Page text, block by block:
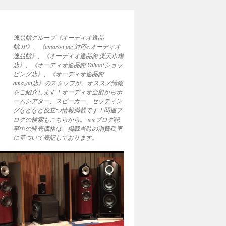
逸品館グループ《オーディオ逸品
館.JP》、《amazon pay対応e.オーディオ
逸品館》、《オーディオ逸品館 楽天市場
店》、《オーディオ逸品館 Yahoo!ショッ
ピング店》、《オーディオ逸品館
amazon店》のスタッフが、オススメ情報
をご紹介します！オーディオ全般からホ
ームシアター、スピーカー、セッティン
グなどなど役立つ情報満載です！関連ブ
ログの検索もこちらから。 ※※ブログ記
事中の販売価格は、掲載当時の消費税率
に基づいて表記しております。